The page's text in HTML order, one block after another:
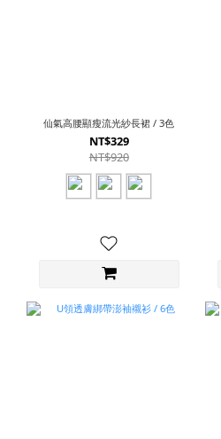
仙氣高腰顯瘦流光紗長裙 / 3色
NT$329
NT$920